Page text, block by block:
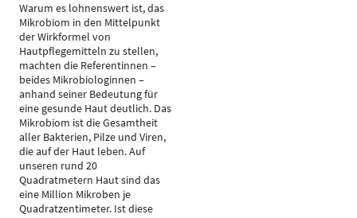
Warum es lohnenswert ist, das
Mikrobiom in den Mittelpunkt
der Wirkformel von
Hautpflegemitteln zu stellen,
machten die Referentinnen –
beides Mikrobiologinnen –
anhand seiner Bedeutung für
eine gesunde Haut deutlich. Das
Mikrobiom ist die Gesamtheit
aller Bakterien, Pilze und Viren,
die auf der Haut leben. Auf
unseren rund 20
Quadratmetern Haut sind das
eine Million Mikroben je
Quadratzentimeter. Ist diese